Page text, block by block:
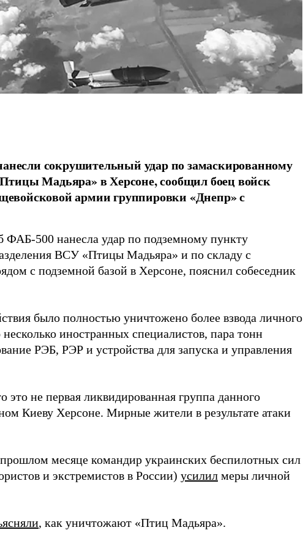
сокрушительный удар по замаскированному
Мадьяра» в Херсоне, сообщил боец войск
армии группировки «Днепр» с
500 нанесла удар по подземному пункту
ВСУ «Птицы Мадьяра» и по складу с
с подземной базой в Херсоне, пояснил собеседник
было полностью уничтожено более взвода личного
несколько иностранных специалистов, пара тонн
РЭБ, РЭР и устройства для запуска и управления
не первая ликвидированная группа данного
Киеву Херсоне. Мирные жители в результате атаки
месяце командир украинских беспилотных сил
и экстремистов в России) усилил меры личной
, как уничтожают «Птиц Мадьяра».